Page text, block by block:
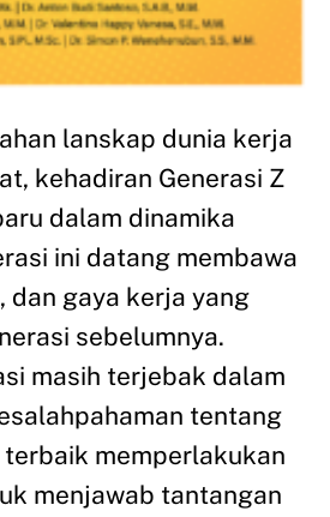
lanskap dunia kerja
kehadiran Generasi Z
dalam dinamika
ini datang membawa
dan gaya kerja yang
sebelumnya.
masih terjebak dalam
tentang
memperlakukan
menjawab tantangan